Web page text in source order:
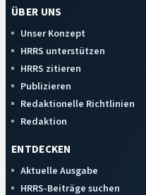
ÜBER UNS
Unser Konzept
HRRS unterstützen
HRRS zitieren
Publizieren
Redaktionelle Richtlinien
Redaktion
ENTDECKEN
Aktuelle Ausgabe
HRRS-Beiträge suchen